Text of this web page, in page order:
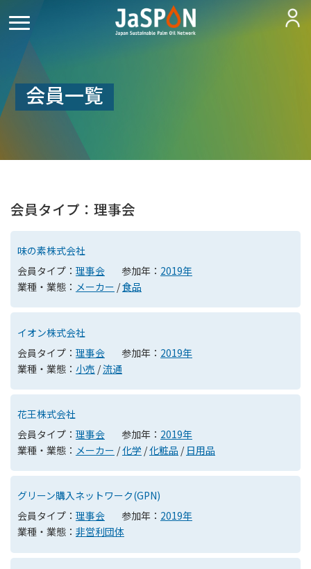
会員一覧
会員タイプ：理事会
味の素株式会社
会員タイプ： 理事会 参加年： 2019年
業種・業態： メーカー /食品
イオン株式会社
会員タイプ： 理事会 参加年： 2019年
業種・業態： 小売 /流通
花王株式会社
会員タイプ： 理事会 参加年： 2019年
業種・業態： メーカー /化学 /化粧品 / 日用品
グリーン購入ネットワーク(GPN)
会員タイプ： 理事会 参加年： 2019年
業種・業態： 非営利団体